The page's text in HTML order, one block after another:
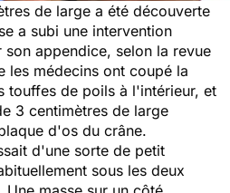
de large a été découverte
a subi une intervention
appendice, selon la revue
les médecins ont coupé la
touffes de poils à l'intérieur, et
3 centimètres de large
d'os du crâne.
d'une sorte de petit
sous les deux